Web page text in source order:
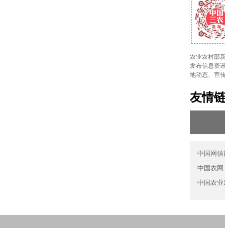
农业农村部
发布信息资
地动态、宣
友情
中国网信
中国农网
中国农业